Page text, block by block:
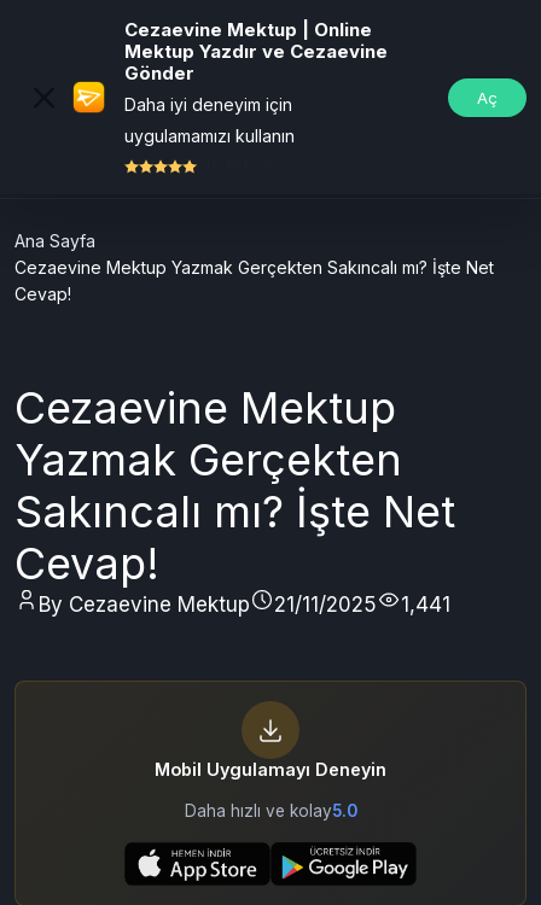
Cezaevine Mektup | Online
Mektup Yazdır ve Cezaevine
Gönder
Daha iyi deneyim için
uygulamamızı kullanın
Aç
Ana Sayfa
Cezaevine Mektup Yazmak Gerçekten Sakıncalı mı? İşte Net
Cevap!
Cezaevine Mektup
Yazmak Gerçekten
Sakıncalı mı? İşte Net
Cevap!
By Cezaevine Mektup 21/11/2025 1,441
Mobil Uygulamayı Deneyin
Daha hızlı ve kolay5.0